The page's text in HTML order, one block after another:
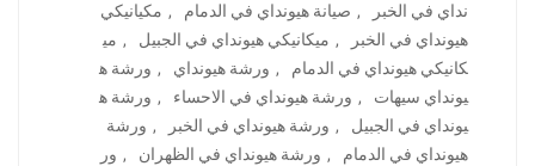
نداي في الخبر
, صيانة هيونداي في الدمام , مكيانيكي
هيونداي في الخبر
, ميكانيكي هيونداي في الجبيل , مي
كانيكي هيونداي في الدمام
, ورشة هيونداي , ورشة ه
يونداي سيهات
, ورشة هيونداي في الاحساء , ورشة ه
يونداي في الجبيل
, ورشة هيونداي في الخبر , ورشة
هيونداي في الدمام
, ورشة هيونداي في الظهران , ور